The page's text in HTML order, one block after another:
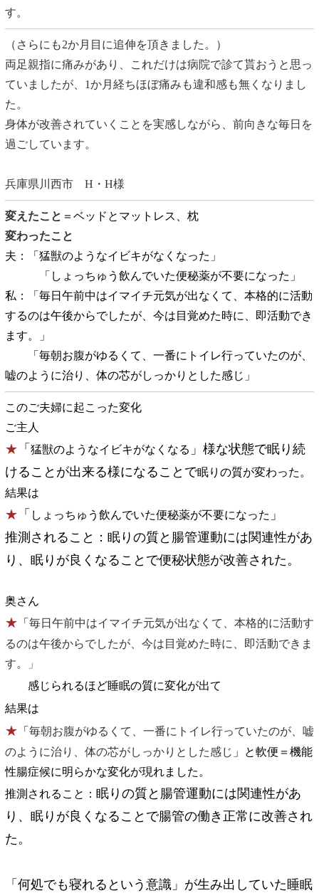
す。
（さらにも2か月目に追伸を頂きました。）
両足親指に痛みがあり、これだけは病院で診て貰おうと思っ
ていましたが、1か月経ちほぼ痛みも違和感も無くなりまし
た。
身体が改善されていくことを実感しながら、前向きな毎日を
過ごしています。
兵庫県川西市 H・H様
変えたこと ＝ベッドとマットレス、枕
変わったこと
夫：「 猛獣のようなイビキがなくなった」
「しょっちゅう飲んでいた便秘薬が不要になった」
私：「毎日午前中はイマイチ元気が出なくて、本格的に活動
するのは午後からでしたが、今は目覚めた時に、即活動でき
ます。」
「毎朝お腹がゆるくて、一番にトイレ行っていたのが、
嘘のように治り、体の芯がしっかりとした感じ」
このご夫婦に起こった変化
ご主人
★ 「 猛獣のようなイビキがなくなる 」様な状態で眠り続
けることが出来る様になることで眠りの質が変わった。
結果は
★ 「 しょっちゅう飲んでいた便秘薬が不要になった 」
推測されること：眠りの質と腸管運動には関連性があ
り、眠りが良くなることで便秘状態が改善された。
奥さん
★ 「 毎日午前中はイマイチ元気が出なくて、本格的に活動す
るのは午後からでしたが、今は目覚めた時に、即活動できま
す。
」
感じられるほど睡眠の質に変化が出て
結果は
★ 「 毎朝お腹がゆるくて、一番にトイレ行っていたのが、嘘
のように治り、体の芯がしっかりとした感じ 」と軟便＝機能
性腸症候に明らかな変化が現れました。
推測されること： 眠りの質と腸管運動には関連性があ
り、眠りが良くなることで腸管の働き正常に改善され
た。
「何処でも寝れるという意識」が生み出していた睡眠